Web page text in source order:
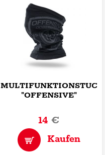
MULTIFUNKTIONSTUCH
"OFFENSIVE"
14€
Kaufen